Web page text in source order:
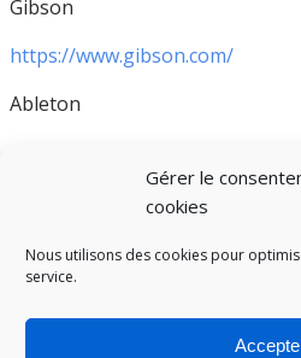
Gérer le
cookies
Nous utilisons des cookies pour
service.
Gibson
https://www.gibson.com/
Ableton
Avez-vous